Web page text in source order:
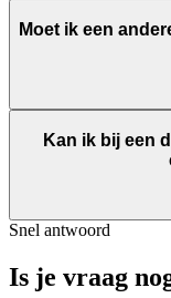
Moet ik een
Kan ik bij een
Snel antwoord
Is je vraag